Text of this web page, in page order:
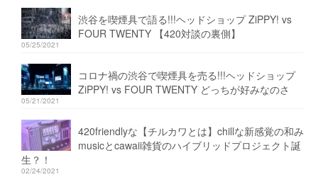
渋谷を喫煙具で語る!!!ヘッドショップ ZiPPY! vs
FOUR TWENTY 【420対談の裏側】
05/25/2021
コロナ禍の渋谷で喫煙具を売る!!!ヘッドショップ
ZiPPY! vs FOUR TWENTY どっちが好みなのさ
05/21/2021
420friendlyな【チルカワとは】chillな新感覚の和み
musicとcawaii雑貨のハイブリッドプロジェクト誕
生？！
02/24/2021